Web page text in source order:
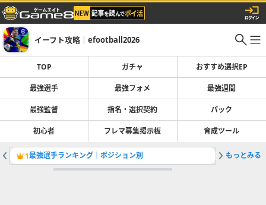
イーフト攻略｜efootball2026
TOP ガチャ おすすめ選択EP
最強選手 最強フォメ 最強週間
最強監督 指名・選択契約 パック
初心者 フレマ募集掲示板 育成ツール
1最強選手ランキング｜ポジション別 2
もっとみる